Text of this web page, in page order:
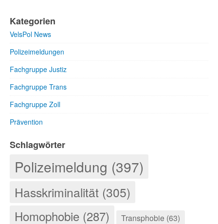
Kategorien
VelsPol News
Polizeimeldungen
Fachgruppe Justiz
Fachgruppe Trans
Fachgruppe Zoll
Prävention
Schlagwörter
Polizeimeldung (397)
Hasskriminalität (305)
Homophobie (287)
Transphobie (63)